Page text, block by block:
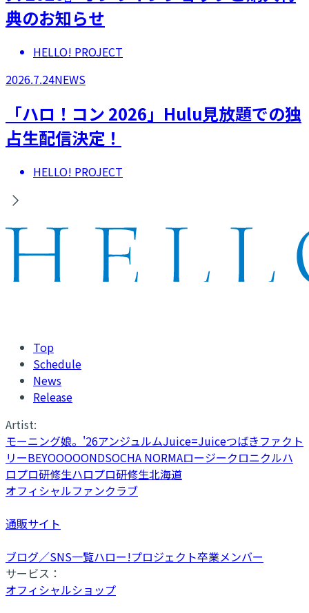
典のお知らせ
HELLO! PROJECT
2026.7.24NEWS
「ハロ！コン 2026」Hulu見放題での独
占生配信決定！
HELLO! PROJECT
Top
Schedule
News
Release
Artist:
モーニング娘。'26アンジュルムJuice=Juiceつばきファクト
リーBEYOOOOONDSOCHA NORMAロージークロニクルハ
ロプロ研修生ハロプロ研修生北海道
オフィシャルファンクラブ
通販サイト
ブログ／SNS一覧ハロー!プロジェクト卒業メンバー
サービス：
オフィシャルショップ